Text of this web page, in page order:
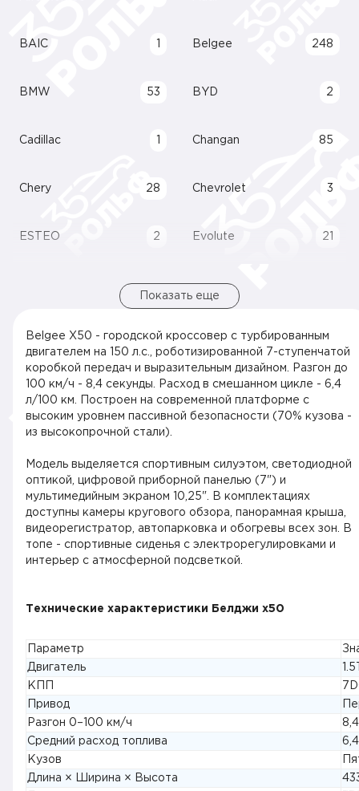
BAIC Belgee 248
BMW 53 BYD 2
Cadillac Changan 85
Chery 28 Chevrolet 3
ESTEO 2 Evolute 21
Показать еще
Belgee X50 - городской кроссовер с турбированным
двигателем на 150 л.с., роботизированной 7-ступенчатой
коробкой передач и выразительным дизайном. Разгон до
100 км/ч - 8,4 секунды. Расход в смешанном цикле - 6,4
л/100 км. Построен на современной платформе с
высоким уровнем пассивной безопасности (70% кузова -
из высокопрочной стали).
Модель выделяется спортивным силуэтом, светодиодной
оптикой, цифровой приборной панелью (7") и
мультимедийным экраном 10,25". В комплектациях
доступны камеры кругового обзора, панорамная крыша,
видеорегистратор, автопарковка и обогревы всех зон. В
топе - спортивные сиденья с электрорегулировками и
интерьер с атмосферной подсветкой.
Технические характеристики Белджи х50
Параметр
Двигатель
КПП
Привод
Разгон 0–100 км/ч
Средний расход топлива
Кузов
Длина × Ширина × Высота